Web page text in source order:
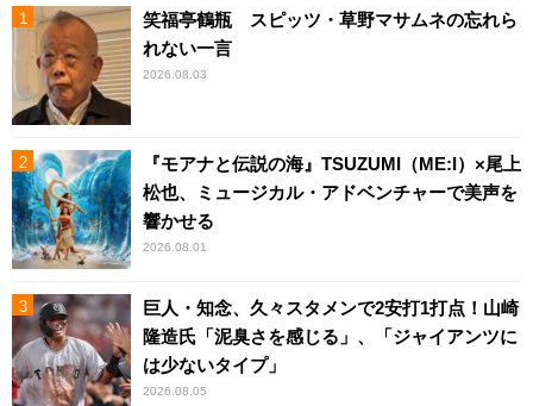
笑福亭鶴瓶 スピッツ・草野マサムネの忘れら
れない一言
2026.08.03
『モアナと伝説の海』TSUZUMI（ME:I）×尾上
松也、ミュージカル・アドベンチャーで美声を
響かせる
2026.08.01
巨人・知念、久々スタメンで2安打1打点！山崎
隆造氏「泥臭さを感じる」、「ジャイアンツに
は少ないタイプ」
2026.08.05